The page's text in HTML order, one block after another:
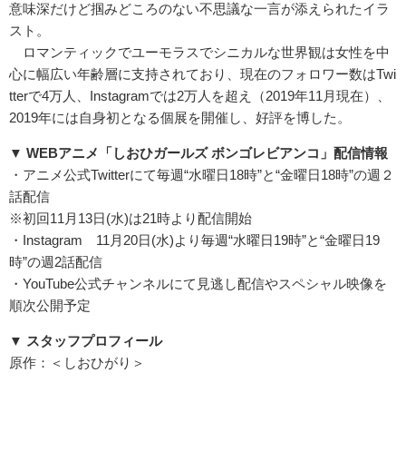
意味深だけど掴みどころのない不思議な一言が添えられたイラ
スト。
ロマンティックでユーモラスでシニカルな世界観は女性を中
心に幅広い年齢層に支持されており、現在のフォロワー数はTwi
tterで4万人、Instagramでは2万人を超え（2019年11月現在）、
2019年には自身初となる個展を開催し、好評を博した。
▼ WEBアニメ「しおひガールズ ボンゴレビアンコ」配信情報
・アニメ公式Twitterにて毎週“水曜日18時”と“金曜日18時”の週２
話配信
※初回11月13日(水)は21時より配信開始
・Instagram 11月20日(水)より毎週“水曜日19時”と“金曜日19
時”の週2話配信
・YouTube公式チャンネルにて見逃し配信やスペシャル映像を
順次公開予定
▼ スタッフプロフィール
原作：＜しおひがり＞